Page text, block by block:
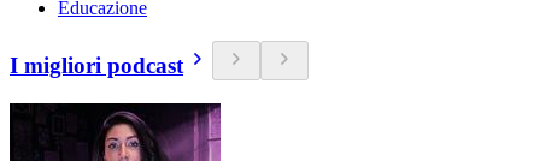
Educazione
I migliori podcast